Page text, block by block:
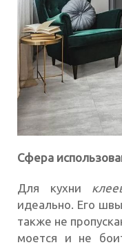
Сфера
Для кухни
идеально. Его
также не
моется и не